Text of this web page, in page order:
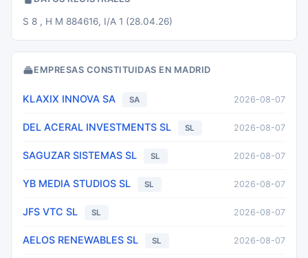
S 8 , H M 884616, I/A 1 (28.04.26)
EMPRESAS CONSTITUIDAS EN MADRID
KLAXIX INNOVA SA SA 2026-08-07
DEL ACERAL INVESTMENTS SL SL 2026-08-07
SAGUZAR SISTEMAS SL SL 2026-08-07
YB MEDIA STUDIOS SL SL 2026-08-07
JFS VTC SL SL 2026-08-07
AELOS RENEWABLES SL SL 2026-08-07